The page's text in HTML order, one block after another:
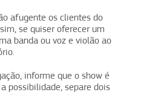
afugente os clientes do
se quiser oferecer um
banda ou voz e violão ao
informe que o show é
possibilidade, separe dois